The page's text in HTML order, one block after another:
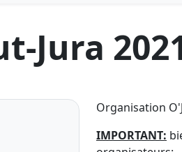
Jura
Organisation
IMPORTANT: